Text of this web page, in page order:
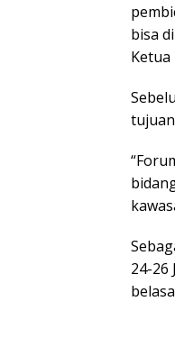
bisa
Ketua
24-26